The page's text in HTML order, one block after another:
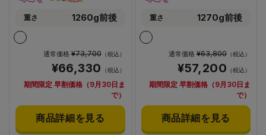
重さ 1260g前後
通常価格¥73,700（税込）
¥66,330 （税込）
期間限定 早割価格（9月30日ま
で）
商品詳細を見る
重さ 1270g前後
通常価格 ¥63,800 （税込）
¥57,200 （税込）
期間限定 早割価格（9月30日ま
で）
商品詳細を見る